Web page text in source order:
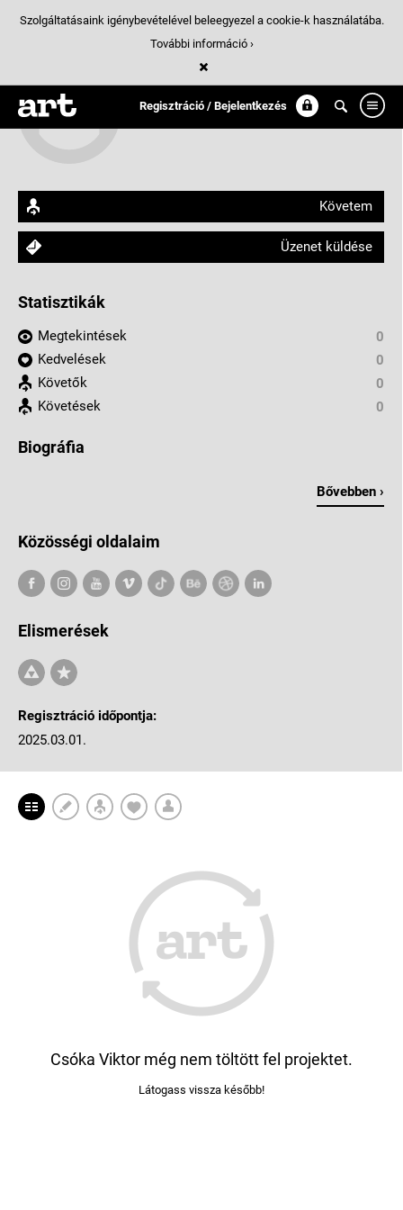
Regisztráció / Bejelentkezés
Csóka Viktor
arthungry.com/csoka.viktor
Követem
Üzenet küldése
Statisztikák
Megtekintések
0
Kedvelések
0
Követők
0
Követések
0
Biográfia
Bővebben ›
Közösségi oldalaim
Elismerések
Regisztráció időpontja:
2025.03.01.
Csóka Viktor még nem töltött fel projektet.
Látogass vissza később!
Szolgáltatásaink igénybevételével beleegyezel a cookie-k használatába.
További információ ›